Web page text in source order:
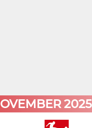
2025